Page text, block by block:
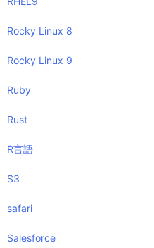
Rocky Linux 8
Rocky Linux 9
Ruby
Rust
R言語
S3
safari
Salesforce